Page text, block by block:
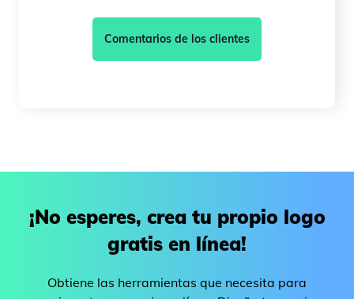
Comentarios de los clientes
¡No esperes, crea tu propio logo
gratis en línea!
Obtiene las herramientas que necesita para